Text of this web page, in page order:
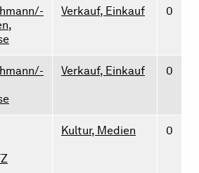
Verkauf, Einkauf 0
Verkauf, Einkauf 0
Kultur, Medien 0